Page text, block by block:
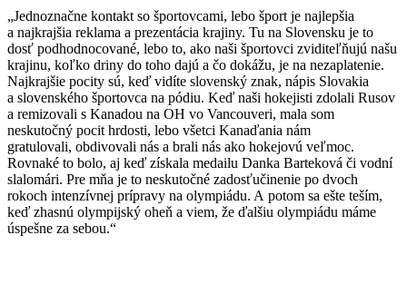
„Jednoznačne kontakt so športovcami, lebo šport je najlepšia
a najkrajšia reklama a prezentácia krajiny. Tu na Slovensku je to
dosť podhodnocované, lebo to, ako naši športovci zviditeľňujú našu
krajinu, koľko driny do toho dajú a čo dokážu, je na nezaplatenie.
Najkrajšie pocity sú, keď vidíte slovenský znak, nápis Slovakia
a slovenského športovca na pódiu. Keď naši hokejisti zdolali Rusov
a remizovali s Kanadou na OH vo Vancouveri, mala som
neskutočný pocit hrdosti, lebo všetci Kanaďania nám
gratulovali, obdivovali nás a brali nás ako hokejovú veľmoc.
Rovnaké to bolo, aj keď získala medailu Danka Barteková či vodní
slalomári. Pre mňa je to neskutočné zadosťučinenie po dvoch
rokoch intenzívnej prípravy na olympiádu. A potom sa ešte teším,
keď zhasnú olympijský oheň a viem, že ďalšiu olympiádu máme
úspešne za sebou.“